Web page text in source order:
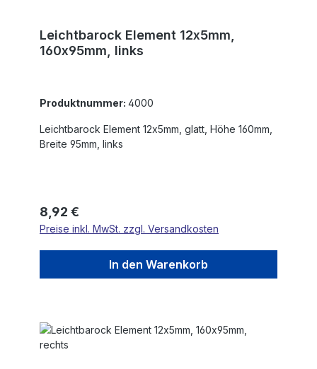
Leichtbarock Element 12x5mm,
160x95mm, links
Produktnummer: 4000
Leichtbarock Element 12x5mm, glatt, Höhe 160mm,
Breite 95mm, links
Regulärer Preis:
8,92 €
Preise inkl. MwSt. zzgl. Versandkosten
In den Warenkorb